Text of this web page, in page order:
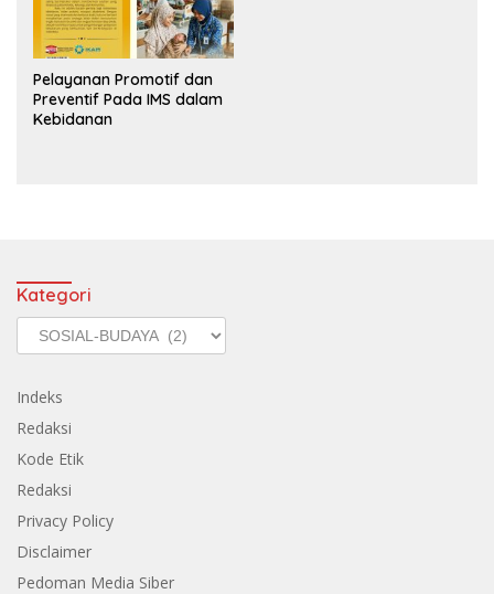
Pelayanan Promotif dan
Preventif Pada IMS dalam
Kebidanan
Kategori
Kategori
Indeks
Redaksi
Kode Etik
Redaksi
Privacy Policy
Disclaimer
Pedoman Media Siber